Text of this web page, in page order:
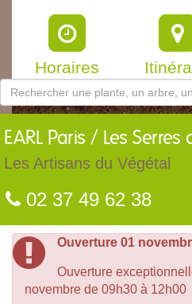
Horaires
EARL Paris / Les Serres
Les Artisans du Végétal
02 37 49 62 38
Ouverture 01
Ouverture
novembre de 09h30 à 12h00